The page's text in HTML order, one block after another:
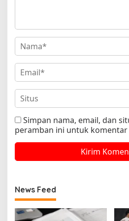
Simpan nama, email, dan
peramban ini untuk komentar
News Feed